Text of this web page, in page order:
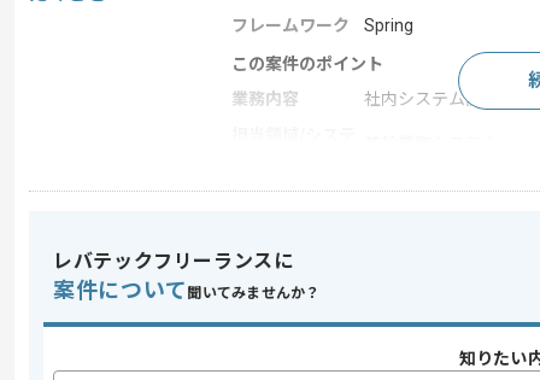
フレームワーク
Spring
この案件のポイント
業務内容
社内システム開発
特徴 20代活躍中 , 30代活躍
レバテックフリーランスに
案件について 聞いてみませんか？
知りたい